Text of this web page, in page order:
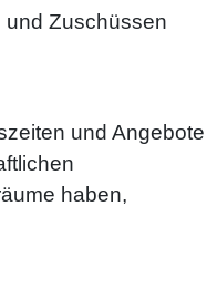
und Zuschüssen
und Angebote
haben,